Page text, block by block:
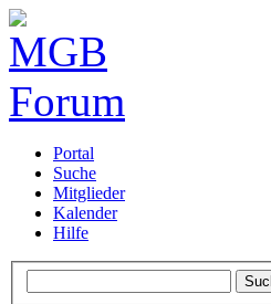
Portal
Suche
Mitglieder
Kalender
Hilfe